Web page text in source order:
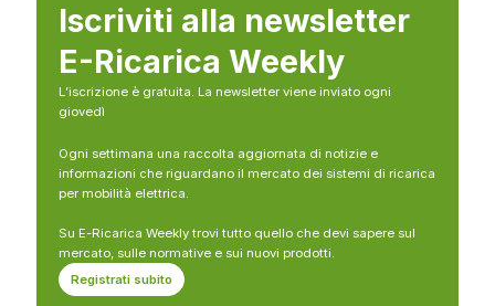
Iscriviti alla newsletter
E-Ricarica Weekly
L’iscrizione è gratuita. La newsletter viene inviato ogni
giovedì
Ogni settimana una raccolta aggiornata di notizie e
informazioni che riguardano il mercato dei sistemi di ricarica
per mobilità elettrica.
Su E-Ricarica Weekly trovi tutto quello che devi sapere sul
mercato, sulle normative e sui nuovi prodotti.
Registrati subito